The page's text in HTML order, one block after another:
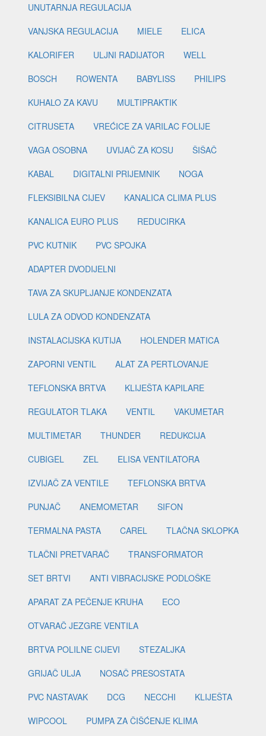
UNUTARNJA REGULACIJA
VANJSKA REGULACIJA
MIELE
ELICA
KALORIFER
ULJNI RADIJATOR
WELL
BOSCH
ROWENTA BABYLISS
PHILIPS
KUHALO ZA KAVU
MULTIPRAKTIK
CITRUSETA
VREĆICE ZA VARILAC FOLIJE
VAGA OSOBNA
UVIJAČ ZA KOSU
ŠIŠAČ
KABAL
DIGITALNI PRIJEMNIK
NOGA
FLEKSIBILNA CIJEV
KANALICA CLIMA PLUS
KANALICA EURO PLUS
REDUCIRKA
PVC KUTNIK
PVC SPOJKA
ADAPTER DVODIJELNI
TAVA ZA SKUPLJANJE KONDENZATA
LULA ZA ODVOD KONDENZATA
INSTALACIJSKA KUTIJA
HOLENDER MATICA
ZAPORNI VENTIL
ALAT ZA PERTLOVANJE
TEFLONSKA BRTVA
KLIJEŠTA KAPILARE
REGULATOR TLAKA
VENTIL
VAKUMETAR
MULTIMETAR
THUNDER
REDUKCIJA
CUBIGEL
ZEL
ELISA VENTILATORA
IZVIJAČ ZA VENTILE
TEFLONSKA BRTVA
PUNJAČ
ANEMOMETAR
SIFON
TERMALNA PASTA
CAREL
TLAČNA SKLOPKA
TLAČNI PRETVARAČ
TRANSFORMATOR
SET BRTVI
ANTI VIBRACIJSKE PODLOŠKE
APARAT ZA PEČENJE KRUHA
ECO
OTVARAČ JEZGRE VENTILA
BRTVA POLILNE CIJEVI
STEZALJKA
GRIJAČ ULJA
NOSAČ PRESOSTATA
PVC NASTAVAK
DCG NECCHI
KLIJEŠTA
WIPCOOL
PUMPA ZA ČIŠĆENJE KLIMA